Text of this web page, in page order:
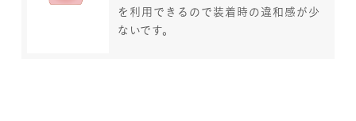
を利用できるので装着時の違和感が少
ないです。